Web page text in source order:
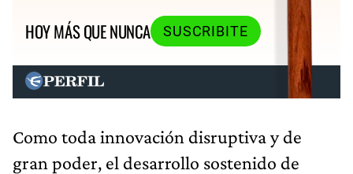
HOY MÁS QUE NUNCA
SUSCRIBITE
Como toda innovación disruptiva y de
gran poder, el desarrollo sostenido de